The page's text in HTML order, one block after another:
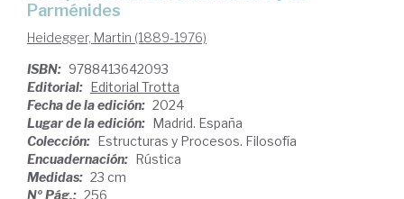
Parménides
Heidegger, Martin (1889-1976)
ISBN: 9788413642093
Editorial: Editorial Trotta
Fecha de la edición: 2024
Lugar de la edición: Madrid. España
Colección: Estructuras y Procesos. Filosofía
Encuadernación: Rústica
Medidas: 23 cm
Nº Pág.: 256